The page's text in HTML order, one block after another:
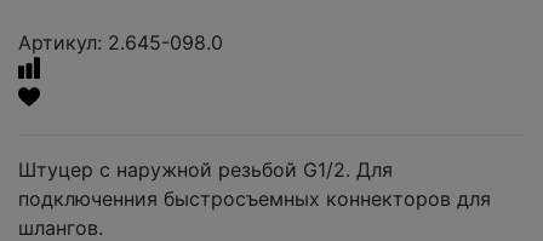
Артикул: 2.645-098.0
Штуцер с наружной резьбой G1/2. Для
подключенния быстросъемных коннекторов для
шлангов.